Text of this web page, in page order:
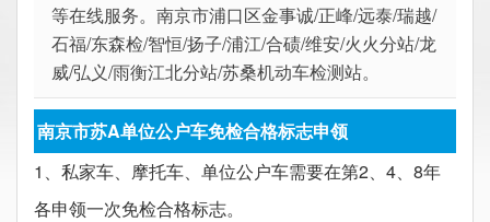
等在线服务。南京市浦口区金事诚/正峰/远泰/瑞越/
石福/东森检/智恒/扬子/浦江/合碛/维安/火火分站/龙
威/弘义/雨衡江北分站/苏桑机动车检测站。
南京市苏A单位公户车免检合格标志申领
1、私家车、摩托车、单位公户车需要在第2、4、8年
各申领一次免检合格标志。